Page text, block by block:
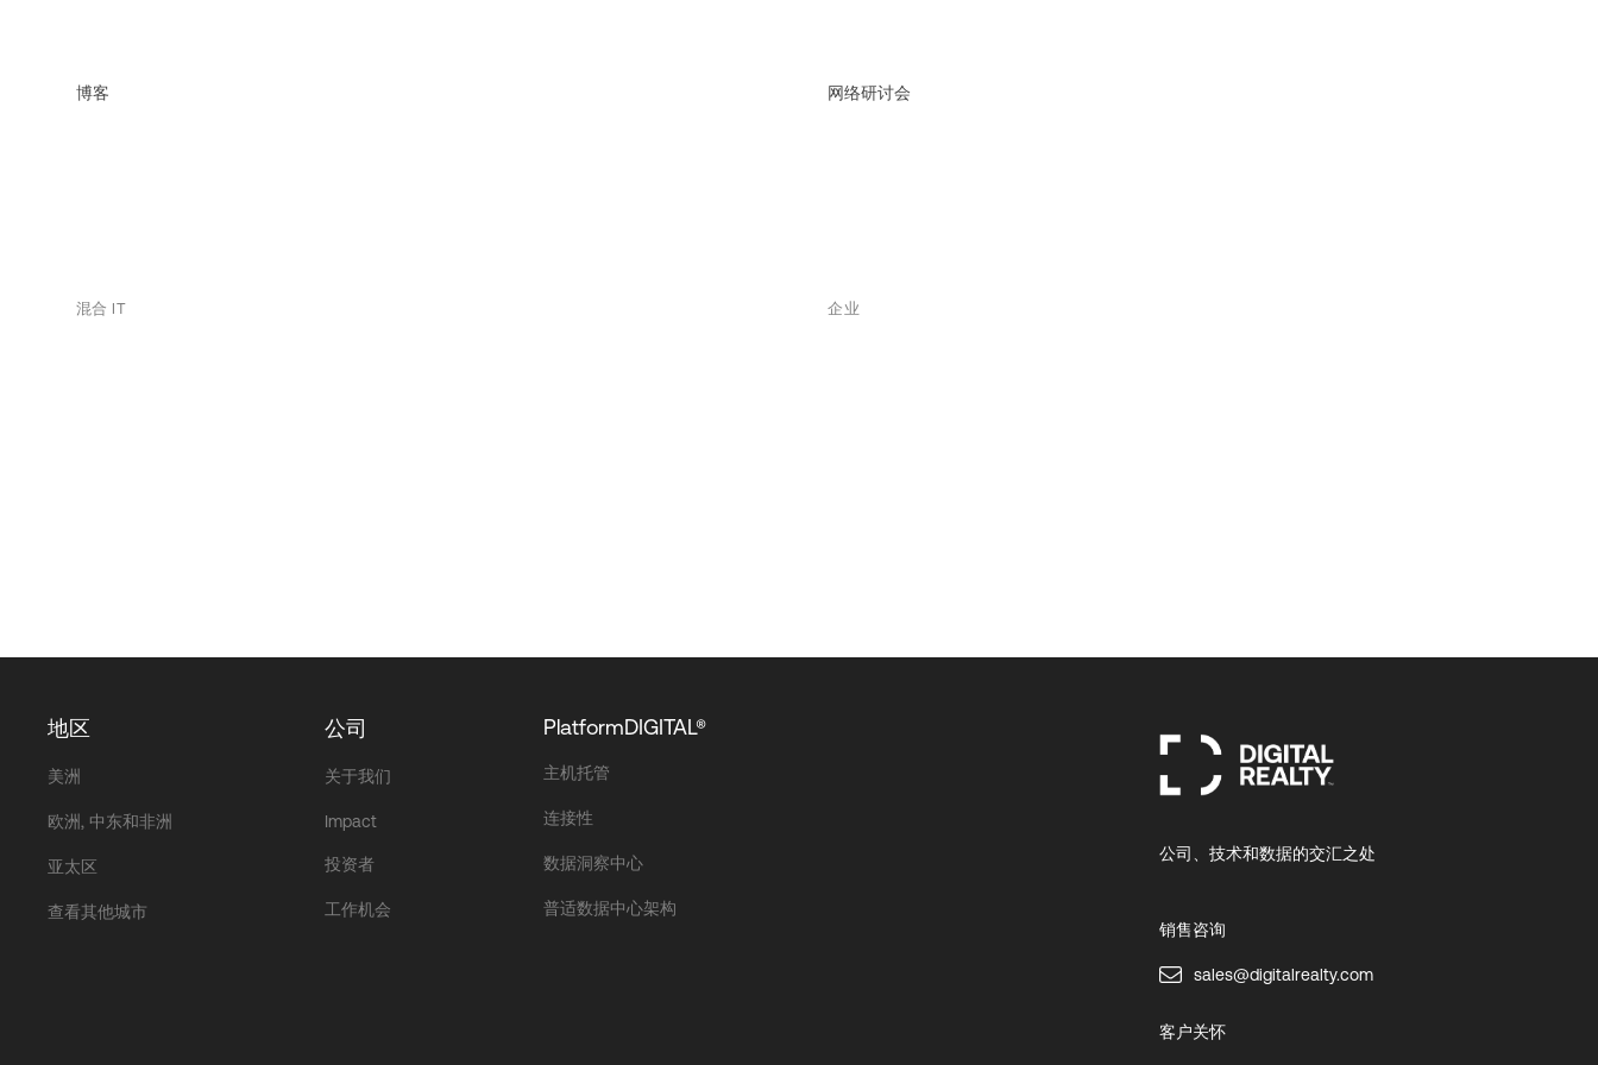
博客
混合 IT
网络研讨会
企业
地区
美洲
欧洲, 中东和非洲
亚太区
查看其他城市
公司
关于我们
Impact
投资者
工作机会
PlatformDIGITAL®
主机托管
连接性
数据洞察中心
普适数据中心架构
公司、技术和数据的交汇之处
销售咨询
sales@digitalrealty.com
客户关怀